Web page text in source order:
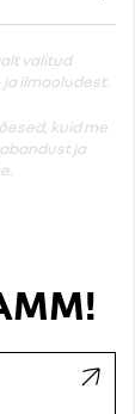
valitud
ilmaoludest.
kuid me
ja